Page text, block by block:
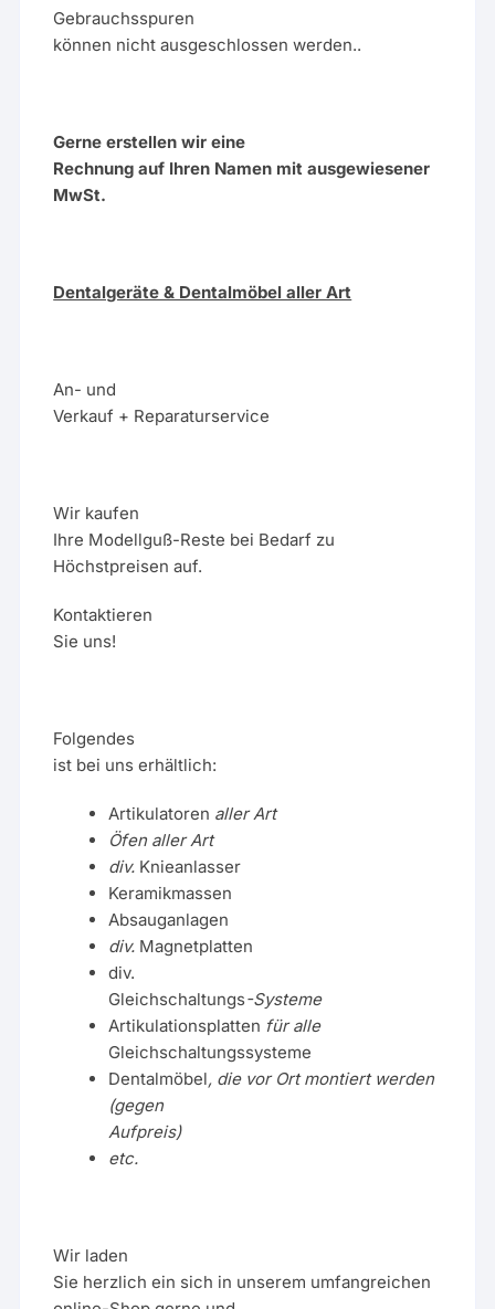
Gebrauchsspuren
können nicht ausgeschlossen werden..
Gerne erstellen wir eine
Rechnung auf Ihren Namen mit ausgewiesener
MwSt.
Dentalgeräte & Dentalmöbel aller Art
An- und
Verkauf + Reparaturservice
Wir kaufen
Ihre Modellguß-Reste bei Bedarf zu
Höchstpreisen auf.
Kontaktieren
Sie uns!
Folgendes
ist bei uns erhältlich:
Artikulatoren aller Art
Öfen aller Art
div. Knieanlasser
Keramikmassen
Absauganlagen
div. Magnetplatten
div.
Gleichschaltungs-Systeme
Artikulationsplatten für alle
Gleichschaltungssysteme
Dentalmöbel, die vor Ort montiert werden
(gegen
Aufpreis)
etc.
Wir laden
Sie herzlich ein sich in unserem umfangreichen